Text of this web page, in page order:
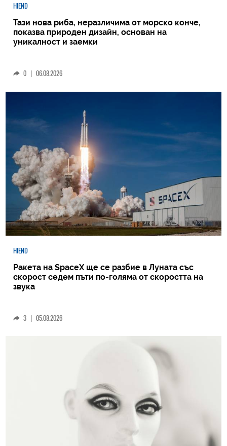
HIEND
Тази нова риба, неразличима от морско конче,
показва природен дизайн, основан на
уникалност и заемки
0 | 06.08.2026
HIEND
Ракета на SpaceX ще се разбие в Луната със
скорост седем пъти по-голяма от скоростта на
звука
3 | 05.08.2026